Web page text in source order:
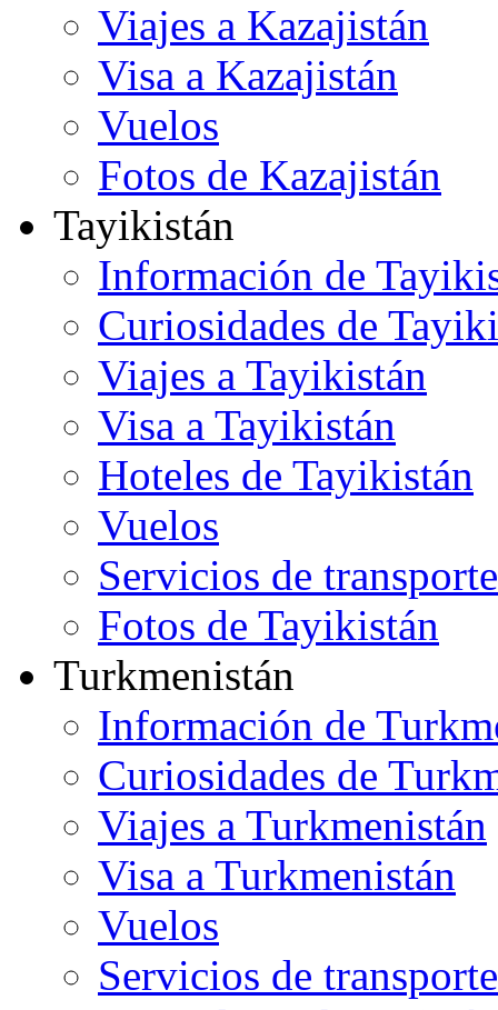
Viajes a Kazajistán
Visa a Kazajistán
Vuelos
Fotos de Kazajistán
Tayikistán
Información de
Curiosidades de
Viajes a Tayikistán
Visa a Tayikistán
Hoteles de Tayikistán
Vuelos
Servicios de transporte
Fotos de Tayikistán
Turkmenistán
Información de
Curiosidades de
Viajes a Turkmenistán
Visa a Turkmenistán
Vuelos
Servicios de transporte